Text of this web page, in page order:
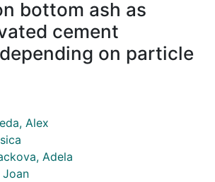
bottom ash as
cement
on particle
Alex
Adela
Joan